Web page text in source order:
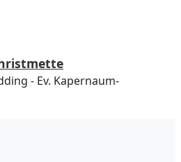
Ev. Kapernaum-